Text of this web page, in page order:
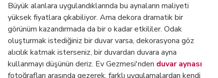
Büyük alanlara uygulandıklarında bu aynaların maliyeti
yüksek fiyatlara çıkabiliyor. Ama dekora dramatik bir
görünüm kazandırmada da bir o kadar etkililer. Odak
oluşturmak istediğiniz bir duvar varsa, dekorasyona göz
alıcılık katmak isterseniz, bir duvardan duvara ayna
kullanmayı düşünün deriz. Ev Gezmesi'nden duvar aynası
fotoğrafları arasında gezerek, farklı uygulamalardan kendi